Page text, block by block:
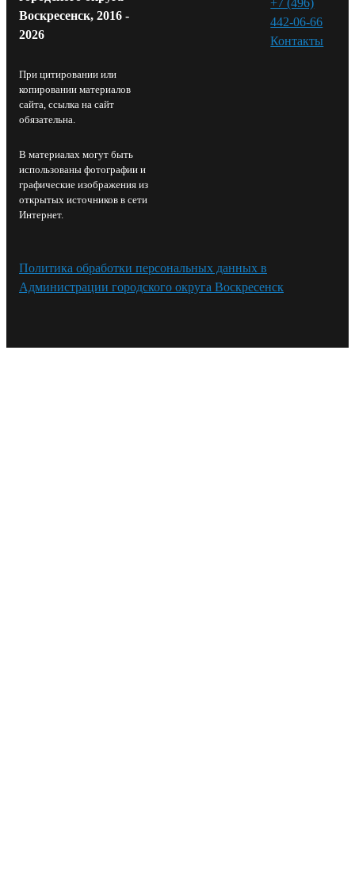
Воскресенск, 2016 -
2026
При цитировании или
копировании материалов
сайта, ссылка на сайт
обязательна.
В материалах могут быть
использованы фотографии и
графические изображения из
открытых источников в сети
Интернет.
442-06-66
Контакты⁠
Политика обработки персональных данных в
Администрации городского округа Воскресенск